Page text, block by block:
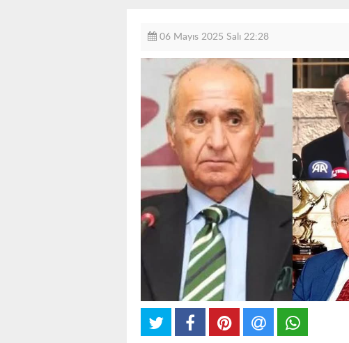
06 Mayıs 2025 Salı 22:28